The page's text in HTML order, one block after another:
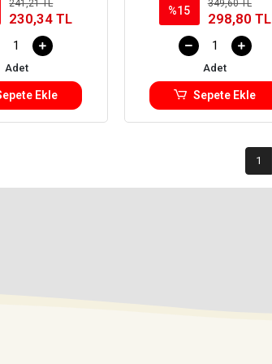
241,21 TL
230,34 TL
Adet
Ekle
%15
349,60 TL
298,80 TL
Adet
Sepete Ekle
1